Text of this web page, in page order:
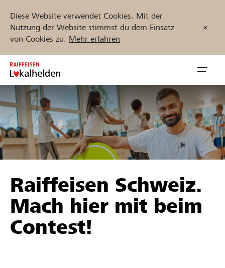
Diese Website verwendet Cookies. Mit der
Nutzung der Website stimmst du dem Einsatz
von Cookies zu. Mehr erfahren
Zum
Inhalt
springen
öffnen
Unterstützen
Hilfe & Support
Projekte und Organisationen finden
Jetzt starten
Raiffeisen Schweiz.
Mach hier mit beim
Contest!